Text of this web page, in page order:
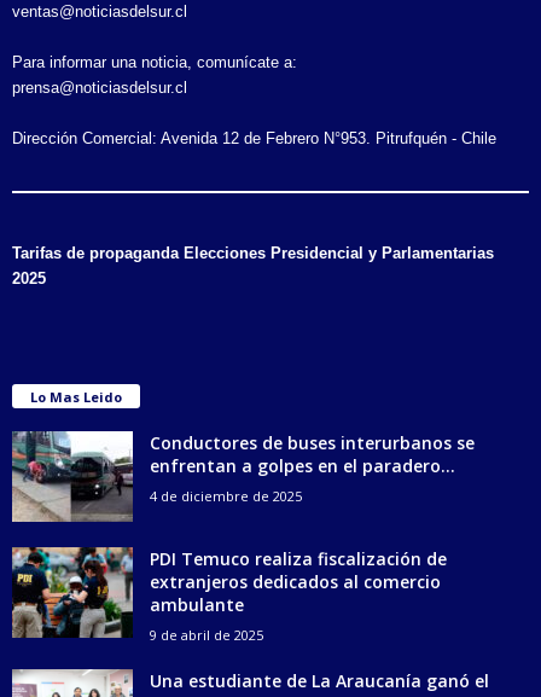
ventas@noticiasdelsur.cl
Para informar una noticia, comunícate a:
prensa@noticiasdelsur.cl
Dirección Comercial: Avenida 12 de Febrero N°953. Pitrufquén - Chile
Tarifas de propaganda Elecciones Presidencial y Parlamentarias
2025
Lo Mas Leido
Conductores de buses interurbanos se
enfrentan a golpes en el paradero...
4 de diciembre de 2025
PDI Temuco realiza fiscalización de
extranjeros dedicados al comercio
ambulante
9 de abril de 2025
Una estudiante de La Araucanía ganó el